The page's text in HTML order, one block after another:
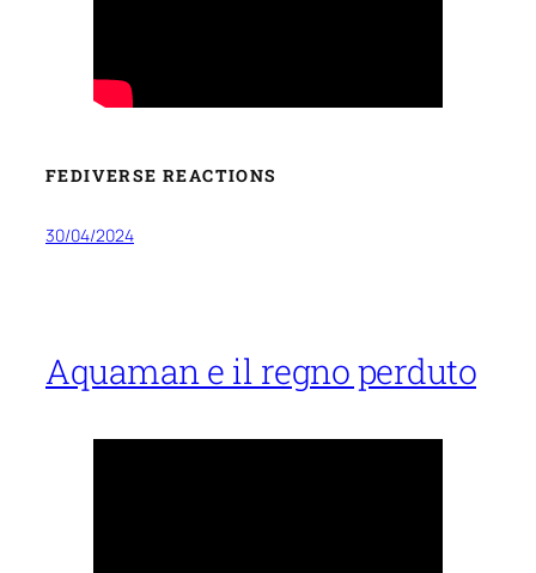
FEDIVERSE REACTIONS
30/04/2024
Aquaman e il regno perduto